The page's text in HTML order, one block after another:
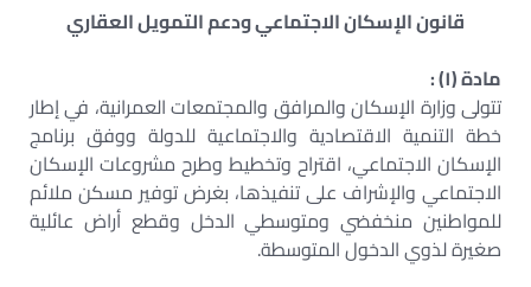
قانون الإسكان الاجتماعي ودعم التمويل العقاري
مادة (١) :
تتولى وزارة الإسكان والمرافق والمجتمعات العمرانية، في إطار
خطة التنمية الاقتصادية والاجتماعية للدولة ووفق برنامج
الإسكان الاجتماعي، اقتراح وتخطيط وطرح مشروعات الإسكان
الاجتماعي والإشراف على تنفيذها، بغرض توفير مسكن ملائم
للمواطنين منخفضي ومتوسطي الدخل وقطع أراض عائلية
صغيرة لذوي الدخول المتوسطة.